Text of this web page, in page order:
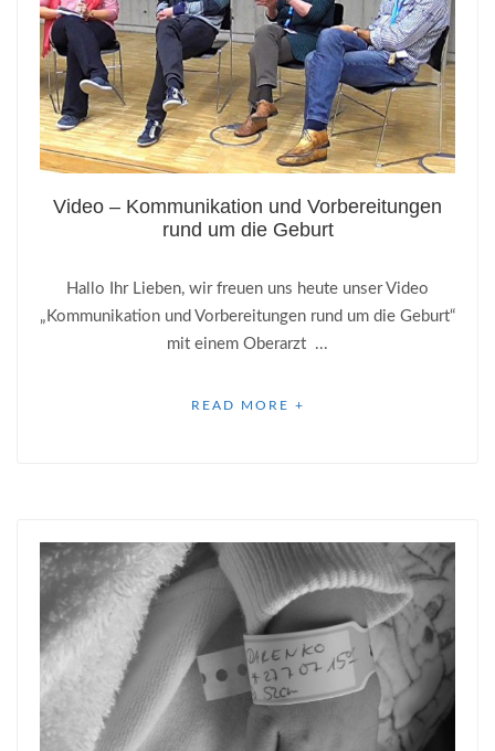
Video – Kommunikation und Vorbereitungen
rund um die Geburt
Hallo Ihr Lieben, wir freuen uns heute unser Video
„Kommunikation und Vorbereitungen rund um die Geburt“
mit einem Oberarzt ...
READ MORE +